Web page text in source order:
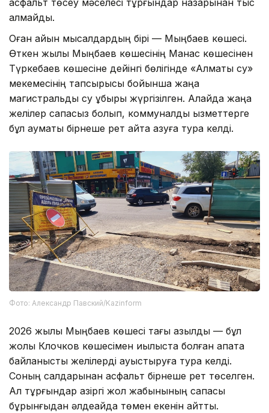
қалмайды.
Оған айқын мысалдардың бірі — Мыңбаев көшесі.
Өткен жылы Мыңбаев көшесінің Манас көшесінен
Түркебаев көшесіне дейінгі бөлігінде «Алматы су»
мекемесінің тапсырысы бойынша жаңа
магистральды су құбыры жүргізілген. Алайда жаңа
желілер сапасыз болып, коммуналдық қызметтерге
бұл аумақты бірнеше рет қайта қазуға тура келді.
Фото: Александр Павский/Kazinform
2026 жылы Мыңбаев көшесі тағы қазылды — бұл
жолы Клочков көшесімен қиылыста болған апатқа
байланысты желілерді ауыстыруға тура келді.
Соның салдарынан асфальт бірнеше рет төселген.
Ал тұрғындар қазіргі жол жабынының сапасы
бұрынғыдан әлдеқайда төмен екенін айтты.